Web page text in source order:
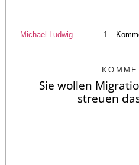
Michael Ludwig 1
Sie wollen
streuen